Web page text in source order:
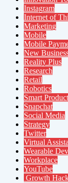
Instagram
Internet of
Marketing
Mobile
Mobile
New
Reality Plus
Research
Retail
Robotics
Smart
Snapchat
Social Media
Strategy
Twitter
Virtual
Wearable
Workplace
YouTube
Growth